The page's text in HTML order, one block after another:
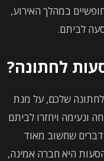
במהלך האירוע,
לביתם.
לחתונה?
שלכם, על מנת
ונעימה ויחזרו לביתם
שחשוב מאוד
היא חברה אמינה,